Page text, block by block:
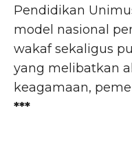
Pendidikan
model nasional
wakaf sekaligus
yang melibatkan
keagamaan,
***